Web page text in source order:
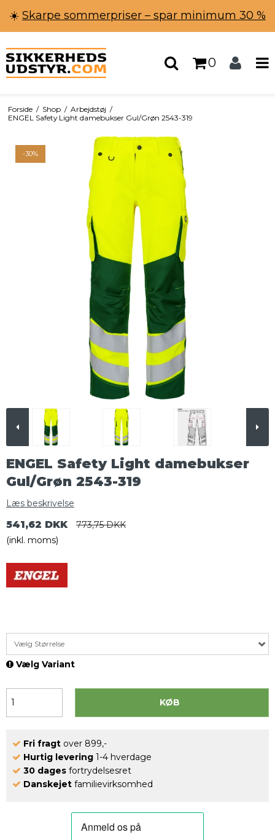
☀️ Skarpe sommerpriser – spar minimum 30 %
0
Forside / Shop / Arbejdstøj /
ENGEL Safety Light damebukser Gul/Grøn 2543-319
-30%
ENGEL Safety Light damebukser
Gul/Grøn 2543-319
Læs beskrivelse
541,62 DKK
773,75 DKK
(inkl. moms)
Vælg Størrelse
Vælg Variant
KØB
Fri fragt over 899,-
Hurtig levering 1-4 hverdage
30 dages fortrydelsesret
Danskejet familievirksomhed